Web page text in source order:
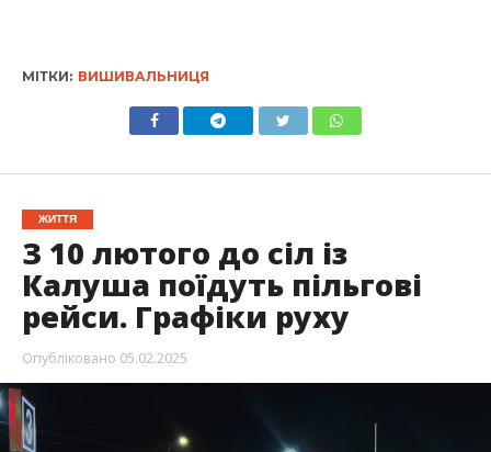
МІТКИ: ВИШИВАЛЬНИЦЯ
ЖИТТЯ
З 10 лютого до сіл із
Калуша поїдуть пільгові
рейси. Графіки руху
Опубліковано 05.02.2025